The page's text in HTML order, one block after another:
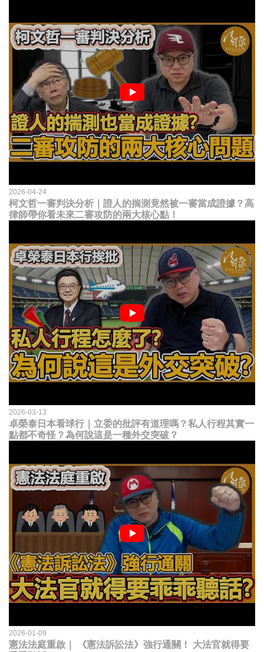
2026-04-24
柯文哲一審判決分析｜證人的揣測竟然被一審當成證據？高
律師帶你看未來二審攻防的兩大核心點！
2026-03-13
卓榮泰日本看球行｜立委的批評有道理嗎？私人行程其實一
點都不奇怪？為何說這是一種外交突破？
2026-01-09
憲法法庭重啟｜ 《憲法訴訟法》強行通關！ 大法官就得要